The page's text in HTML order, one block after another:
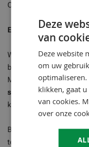
Oplossing: PU-topcoat
Epoxy vloercoating
Wil je een
beton, garage of
Met
Remmers Epoxy
slijtvaste en
kwaliteit.
Bestel eenvoudig
technisch advies,
Deze
van
Deze website
om uw
klikken, gaat
van cookies.
over onze